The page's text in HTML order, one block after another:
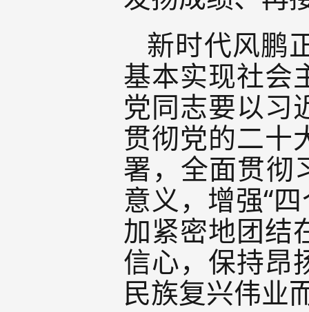
新时代风鹏
基本实现社会
党同志要以习
贯彻党的二十
署，全面贯彻
意义，增强“
加紧密地团结
信心，保持昂
民族复兴伟业